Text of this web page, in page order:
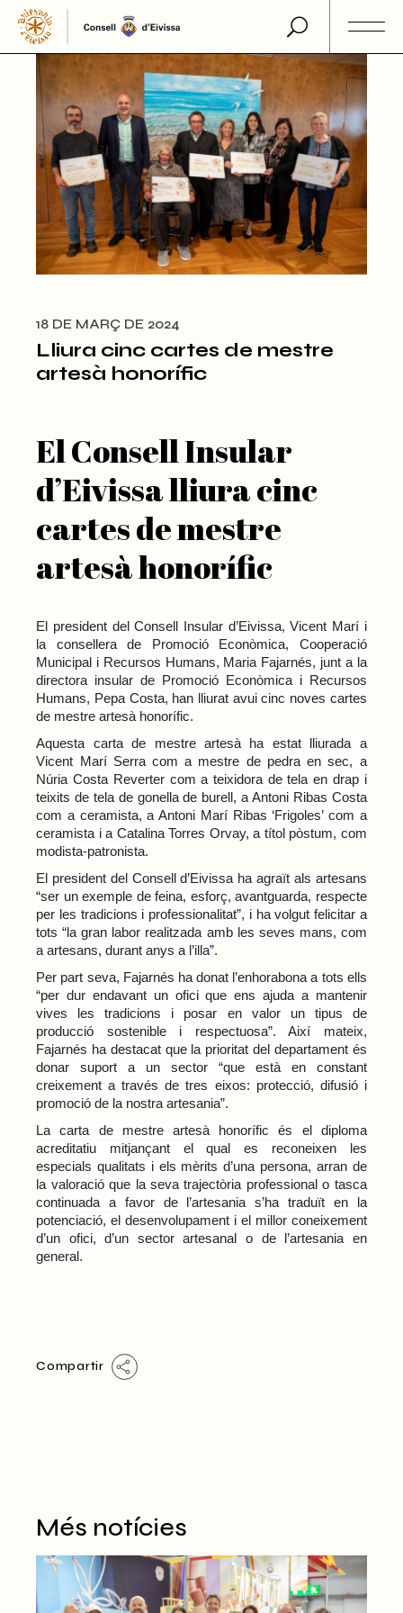
Skip
the
content
18 DE MARÇ DE 2024
Lliura cinc cartes de mestre
artesà honorífic
El Consell Insular
d’Eivissa lliura cinc
cartes de mestre
artesà honorífic
El president del Consell Insular d’Eivissa, Vicent Marí i
la consellera de Promoció Econòmica, Cooperació
Municipal i Recursos Humans, Maria Fajarnés, junt a la
directora insular de Promoció Econòmica i Recursos
Humans, Pepa Costa, han lliurat avui cinc noves cartes
de mestre artesà honorífic.
Aquesta carta de mestre artesà ha estat lliurada a
Vicent Marí Serra com a mestre de pedra en sec, a
Núria Costa Reverter com a teixidora de tela en drap i
teixits de tela de gonella de burell, a Antoni Ribas Costa
com a ceramista, a Antoni Marí Ribas ‘Frigoles’ com a
ceramista i a Catalina Torres Orvay, a títol pòstum, com
modista-patronista.
El president del Consell d’Eivissa ha agraït als artesans
“ser un exemple de feina, esforç, avantguarda, respecte
per les tradicions i professionalitat”, i ha volgut felicitar a
tots “la gran labor realitzada amb les seves mans, com
a artesans, durant anys a l’illa”.
Per part seva, Fajarnés ha donat l’enhorabona a tots ells
“per dur endavant un ofici que ens ajuda a mantenir
vives les tradicions i posar en valor un tipus de
producció sostenible i respectuosa”. Així mateix,
Fajarnés ha destacat que la prioritat del departament és
donar suport a un sector “que està en constant
creixement a través de tres eixos: protecció, difusió i
promoció de la nostra artesania”.
La carta de mestre artesà honorífic és el diploma
acreditatiu mitjançant el qual es reconeixen les
especials qualitats i els mèrits d’una persona, arran de
la valoració que la seva trajectòria professional o tasca
continuada a favor de l’artesania s’ha traduït en la
potenciació, el desenvolupament i el millor coneixement
d’un ofici, d’un sector artesanal o de l’artesania en
general.
Compartir
Més notícies